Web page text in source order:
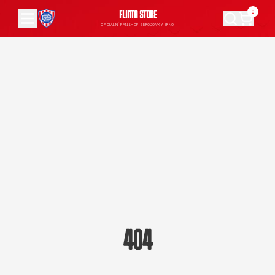
FLINTA STORE
OFICIÁLNÍ FANSHOP ZBROJOVKY BRNO
0
404